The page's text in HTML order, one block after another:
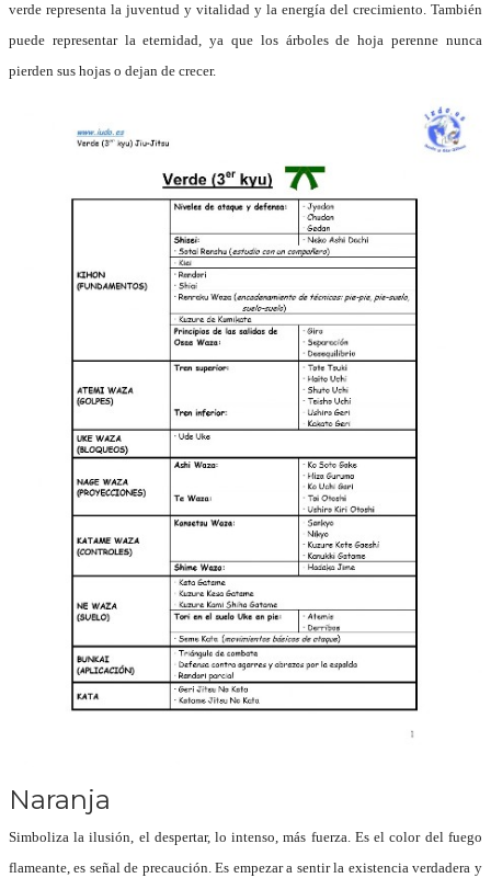
verde representa la juventud y vitalidad y la energía del crecimiento. También
puede representar la eternidad, ya que los árboles de hoja perenne nunca
pierden sus hojas o dejan de crecer.
Naranja
Simboliza la ilusión, el despertar, lo intenso, más fuerza. Es el color del fuego
flameante, es señal de precaución.Es empezar a sentir la existencia verdadera y